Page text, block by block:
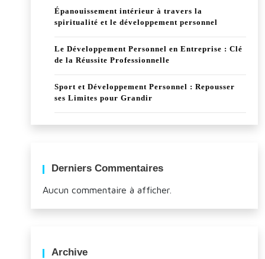
Épanouissement intérieur à travers la
spiritualité et le développement personnel
Le Développement Personnel en Entreprise : Clé
de la Réussite Professionnelle
Sport et Développement Personnel : Repousser
ses Limites pour Grandir
Derniers Commentaires
Aucun commentaire à afficher.
Archive